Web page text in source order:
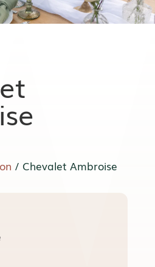
/ Chevalet Ambroise